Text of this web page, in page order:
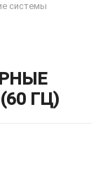
системы
ГЦ)